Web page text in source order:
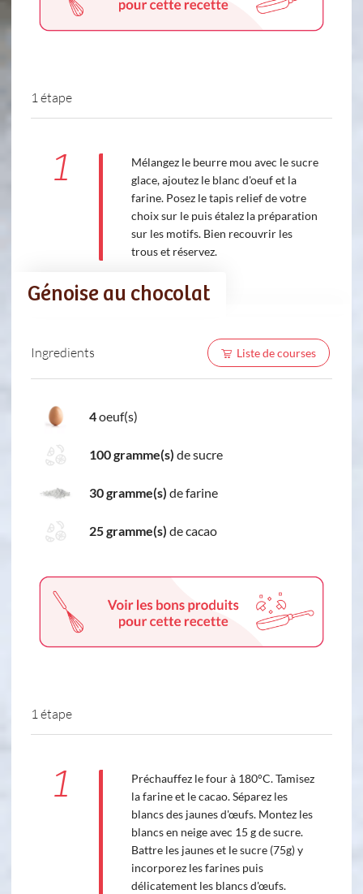
1 étape
1
Mélangez le beurre mou avec le sucre
glace, ajoutez le blanc d'oeuf et la
farine. Posez le tapis relief de votre
choix sur le puis étalez la préparation
sur les motifs. Bien recouvrir les
trous et réservez.
Génoise au chocolat
Ingredients Liste de courses
4oeuf(s)
100 gramme(s) de sucre
30 gramme(s) de farine
25 gramme(s) de cacao
1 étape
1
Préchauffez le four à 180°C. Tamisez
la farine et le cacao. Séparez les
blancs des jaunes d'œufs. Montez les
blancs en neige avec 15 g de sucre.
Battre les jaunes et le sucre (75g) y
incorporez les farines puis
délicatement les blancs d'œufs.